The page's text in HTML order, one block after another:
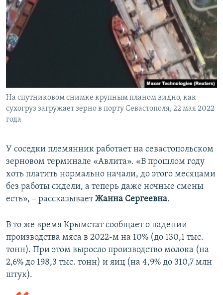
На спутниковом снимке крупным планом видно, как
сухогруз загружает зерно в порту Севастополя, 22 мая 2022
года
У соседки племянник работает на севастопольском
зерновом терминале «Авлита». «В прошлом году
хоть платить нормально начали, до этого месяцами
без работы сидели, а теперь даже ночные смены
есть», – рассказываетЖанна Сергеевна.
В то же время Крымстат сообщает о падении
производства мяса в 2022-м на 10% (до 130,1 тыс.
тонн). При этом выросло производство молока (на
2,6% до 198,3 тыс. тонн) и яиц (на 4,9% до 310,7 млн
штук).